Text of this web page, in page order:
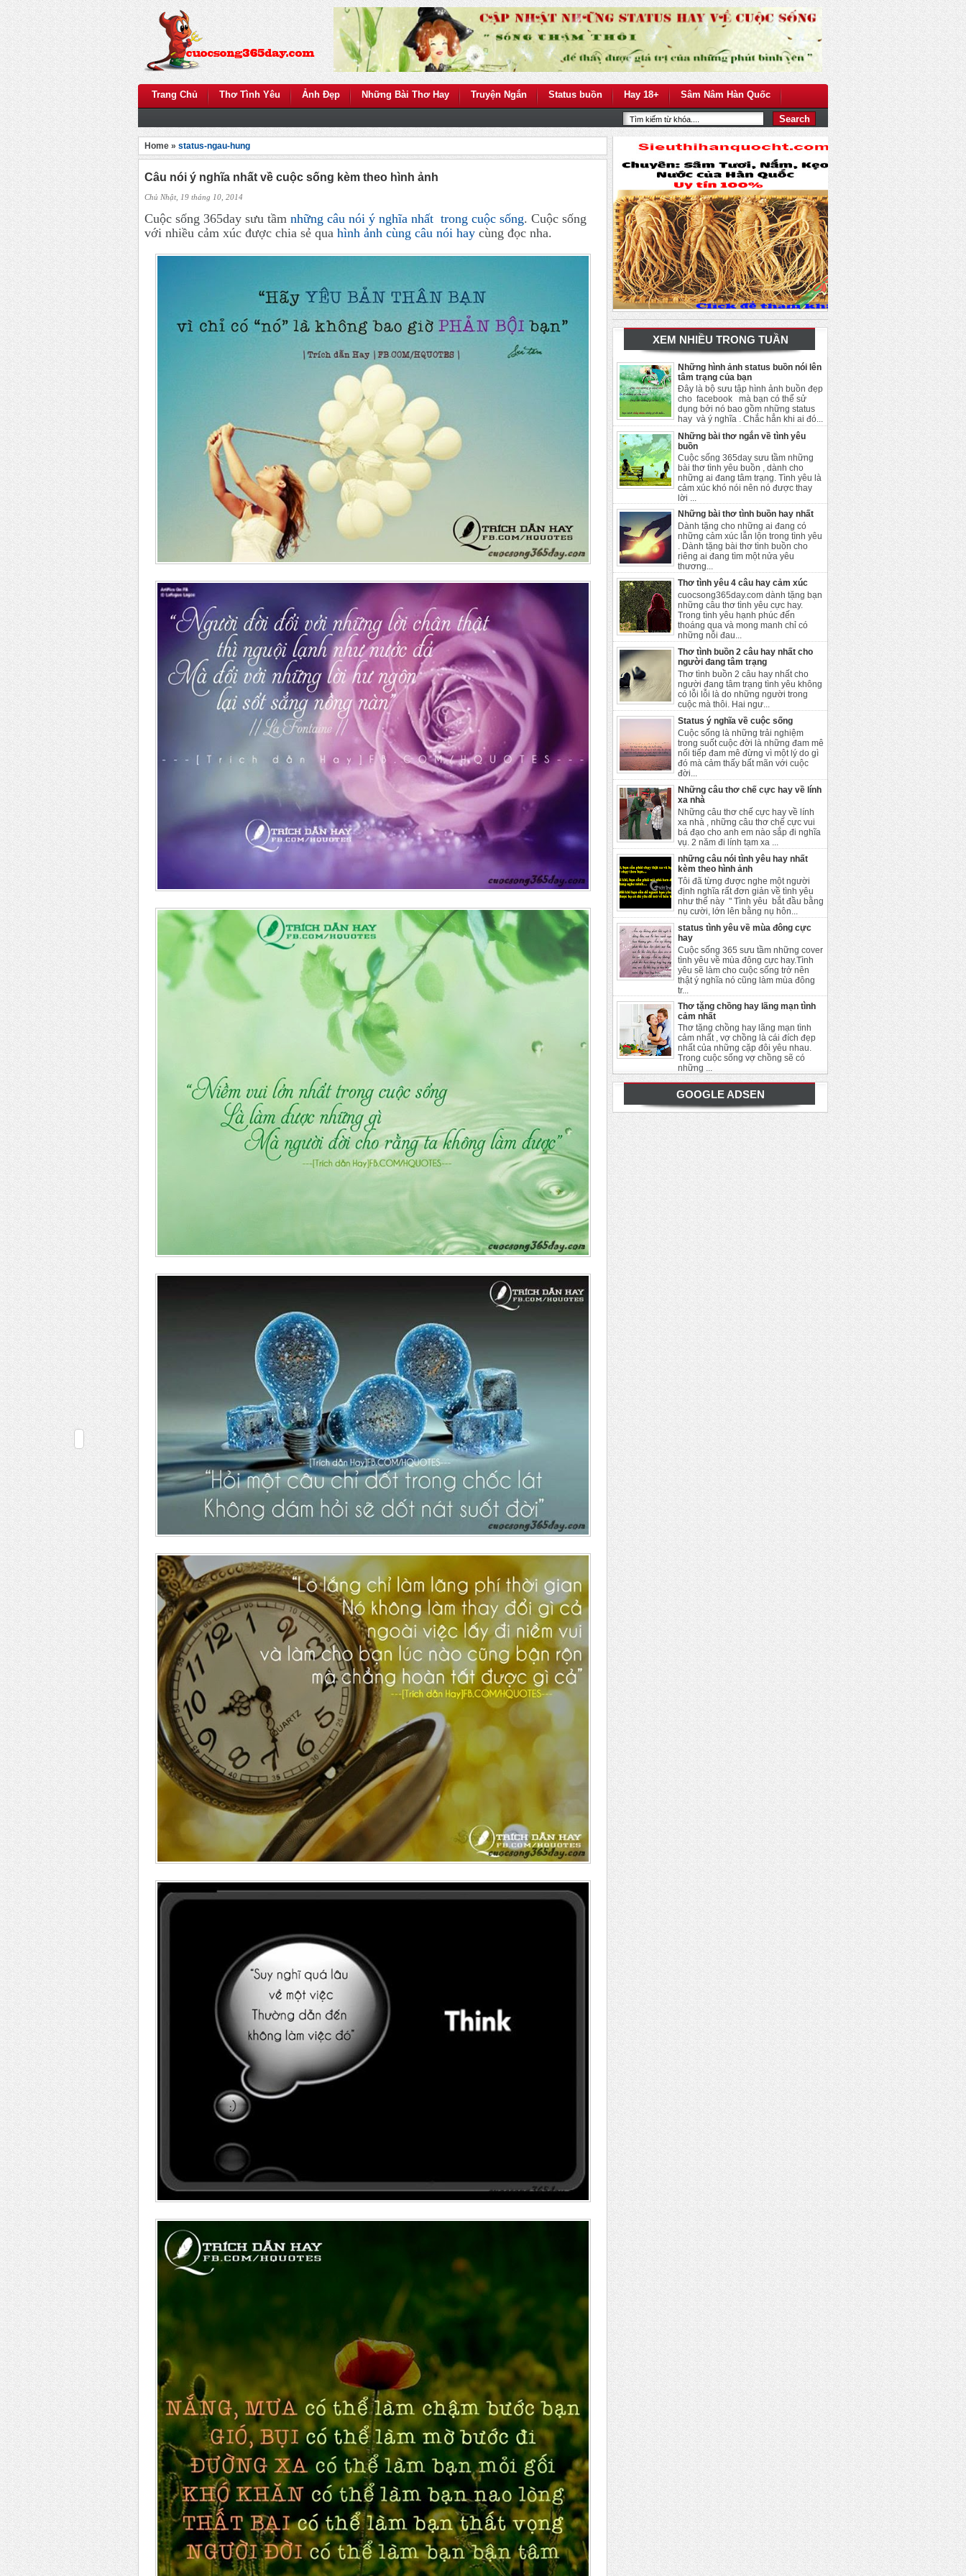
Trang Chủ Thơ Tình Yêu Ảnh Đẹp Những Bài Thơ Hay Truyện Ngắn Status buồn Hay 18+ Sâm Nâm Hàn Quốc
XEM NHIỀU TRONG TUẦN
Những hình ảnh status buồn nói lên
tâm trạng của bạn
Đây là bộ sưu tập hình ảnh buồn đẹp
cho facebook mà bạn có thể sử
dụng bởi nó bao gồm những status
hay và ý nghĩa . Chắc hẳn khi ai đó...
Những bài thơ ngắn về tình yêu
buồn
Cuộc sống 365day sưu tầm những
bài thơ tình yêu buồn , dành cho
những ai đang tâm trạng. Tình yêu là
cảm xúc khó nói nên nó được thay
lời ...
Những bài thơ tình buồn hay nhất
Dành tặng cho những ai đang có
những cảm xúc lẫn lộn trong tình yêu
. Dành tặng bài thơ tình buồn cho
riêng ai đang tìm một nửa yêu
thương...
Thơ tình yêu 4 câu hay cảm xúc
cuocsong365day.com dành tặng bạn
những câu thơ tình yêu cực hay.
Trong tình yêu hạnh phúc đến
thoáng qua và mong manh chỉ có
những nỗi đau...
Thơ tình buồn 2 câu hay nhất cho
người đang tâm trạng
Thơ tình buồn 2 câu hay nhất cho
người đang tâm trạng tình yêu không
có lỗi lỗi là do những người trong
cuộc mà thôi. Hai ngư...
Status ý nghĩa về cuộc sống
Cuộc sống là những trải nghiệm
trong suốt cuộc đời là những đam mê
nối tiếp đam mê đừng vì một lý do gì
đó mà cảm thấy bất mãn với cuộc
đời...
Những câu thơ chế cực hay về lính
xa nhà
Những câu thơ chế cực hay về lính
xa nhà , những câu thơ chế cực vui
bá đạo cho anh em nào sắp đi nghĩa
vụ. 2 năm đi lính tạm xa ...
những câu nói tình yêu hay nhất
kèm theo hình ảnh
Tôi đã từng được nghe một người
định nghĩa rất đơn giản về tình yêu
như thế này " Tình yêu bắt đầu bằng
nụ cười, lớn lên bằng nụ hôn...
status tình yêu về mùa đông cực
hay
Cuộc sống 365 sưu tầm những cover
tình yêu về mùa đông cực hay.Tình
yêu sẽ làm cho cuộc sống trở nên
thật ý nghĩa nó cũng làm mùa đông
tr...
Thơ tặng chồng hay lãng mạn tình
cảm nhất
Thơ tặng chồng hay lãng mạn tình
cảm nhất , vợ chồng là cái đích đẹp
nhất của những cặp đôi yêu nhau.
Trong cuộc sống vợ chồng sẽ có
những ...
GOOGLE ADSEN
Home » status-ngau-hung
Câu nói ý nghĩa nhất về cuộc sống kèm theo hình ảnh
Chủ Nhật, 19 tháng 10, 2014
Cuộc sống 365day sưu tầm những câu nói ý nghĩa nhất trong cuộc sống. Cuộc sống
với nhiều cảm xúc được chia sẻ qua hình ảnh cùng câu nói hay cùng đọc nha.